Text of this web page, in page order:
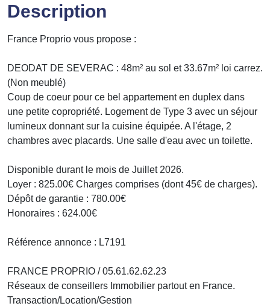
Description
France Proprio vous propose :
DEODAT DE SEVERAC : 48m² au sol et 33.67m² loi carrez.
(Non meublé)
Coup de coeur pour ce bel appartement en duplex dans
une petite copropriété. Logement de Type 3 avec un séjour
lumineux donnant sur la cuisine équipée. A l'étage, 2
chambres avec placards. Une salle d'eau avec un toilette.
Disponible durant le mois de Juillet 2026.
Loyer : 825.00€ Charges comprises (dont 45€ de charges).
Dépôt de garantie : 780.00€
Honoraires : 624.00€
Référence annonce : L7191
FRANCE PROPRIO / 05.61.62.62.23
Réseaux de conseillers Immobilier partout en France.
Transaction/Location/Gestion